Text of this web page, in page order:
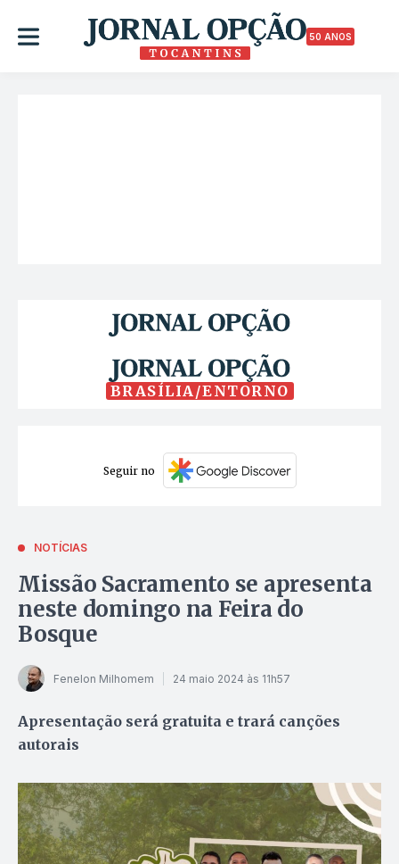
50 ANOS
BRASÍLIA/ENTORNO
Seguir no
NOTÍCIAS
Missão Sacramento se apresenta
neste domingo na Feira do
Bosque
Fenelon Milhomem 24 maio 2024 às 11h57
Apresentação será gratuita e trará canções
autorais